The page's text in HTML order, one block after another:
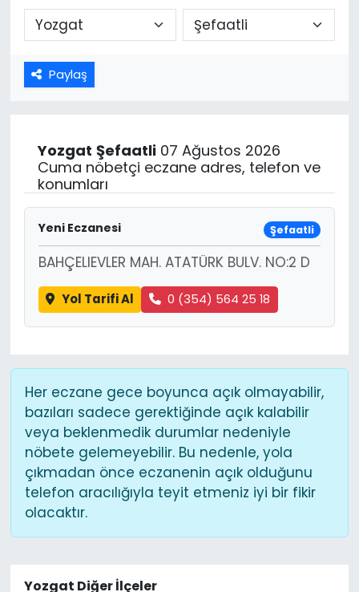
Paylaş
Yozgat Şefaatli07 Ağustos 2026
Cuma nöbetçi eczane adres, telefon ve
konumları
Yeni Eczanesi Şefaatli
BAHÇELIEVLER MAH. ATATÜRK BULV. NO:2 D
Yol Tarifi Al 0 (354) 564 25 18
Her eczane gece boyunca açık olmayabilir,
bazıları sadece gerektiğinde açık kalabilir
veya beklenmedik durumlar nedeniyle
nöbete gelemeyebilir. Bu nedenle, yola
çıkmadan önce eczanenin açık olduğunu
telefon aracılığıyla teyit etmeniz iyi bir fikir
olacaktır.
Yozgat Diğer İlçeler